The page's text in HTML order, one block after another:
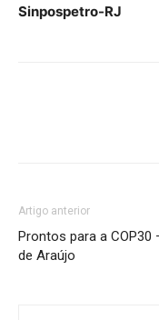
Sinpospetro-RJ
Artigo anterior
Prontos para a COP30
de Araújo